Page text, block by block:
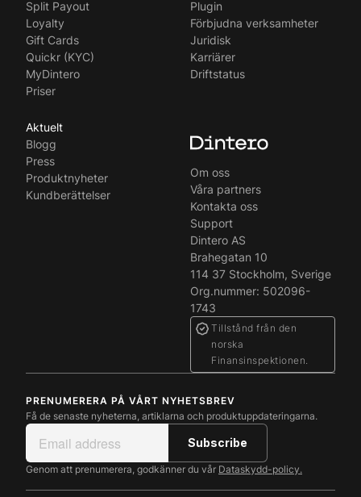
Split Payout
Loyalty
Gift Cards
Quickr (KYC)
MyDintero
Priser
Plugin
Förbjudna verksamheter
Juridisk
Karriärer
Driftstatus
Aktuelt
Blogg
Press
Produktnyheter
Kundberättelser
Om oss
Våra partners
Kontakta oss
Support
Dintero AS
Brahegatan 10
114 37 Stockholm, Sverige
Org.nummer: 502096-
1743
Tillstånd från den
norska
Finansinspektionen.
PRENUMERERA PÅ VÅRT NYHETSBREV
Få de senaste nyheterna, artiklarna och produktuppdateringarna.
Genom att prenumerera, godkänner du vår Dataskydd-policy.